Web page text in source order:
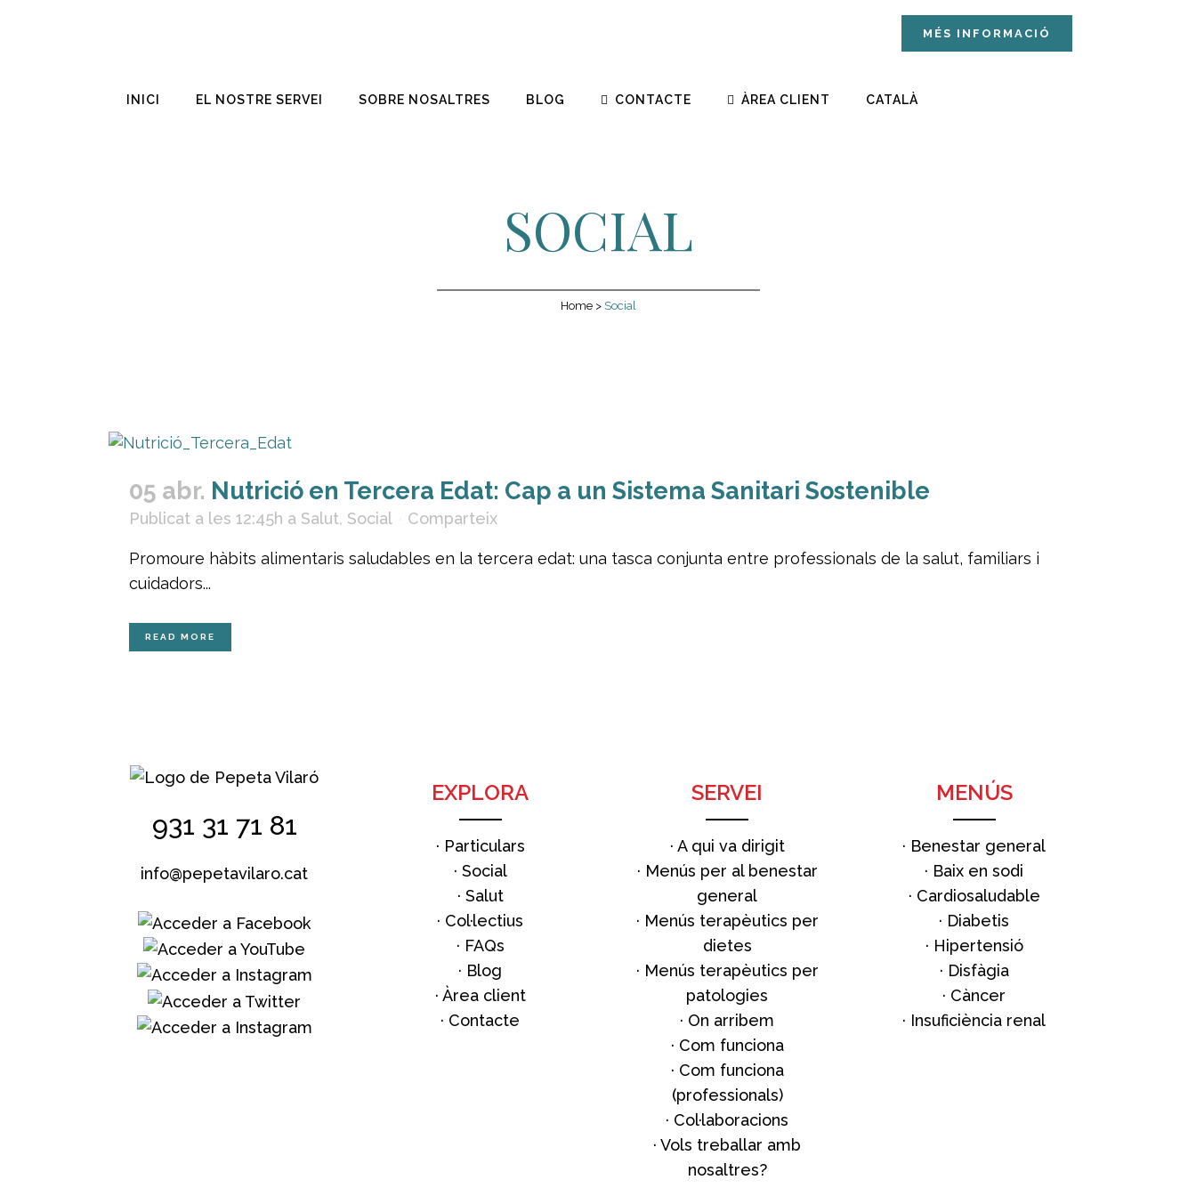
MÉS INFORMACIÓ
INICI EL NOSTRE SERVEI SOBRE NOSALTRES BLOG CONTACTE ÀREA CLIENT CATALÀ
SOCIAL
Home> Social
05 abr. Nutrició en Tercera Edat: Cap a un Sistema Sanitari Sostenible
Publicat a les 12:45h a Salut, Social Comparteix
Promoure hàbits alimentaris saludables en la tercera edat: una tasca conjunta entre professionals de la salut, familiars i
cuidadors...
READ MORE
931 31 71 81
info@pepetavilaro.cat
EXPLORA
· Particulars
· Social
· Salut
· Col·lectius
· FAQs
· Blog
· Àrea client
· Contacte
SERVEI
· A qui va dirigit
· Menús per al benestar
general
· Menús terapèutics per
dietes
· Menús terapèutics per
patologies
· On arribem
· Com funciona
· Com funciona
(professionals)
· Col·laboracions
· Vols treballar amb
nosaltres?
MENÚS
· Benestar general
· Baix en sodi
· Cardiosaludable
· Diabetis
· Hipertensió
· Disfàgia
· Càncer
· Insuficiència renal